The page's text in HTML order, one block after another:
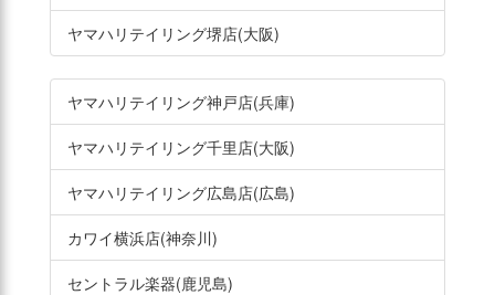
ヤマハリテイリング堺店(大阪)
ヤマハリテイリング神戸店(兵庫)
ヤマハリテイリング千里店(大阪)
ヤマハリテイリング広島店(広島)
カワイ横浜店(神奈川)
セントラル楽器(鹿児島)